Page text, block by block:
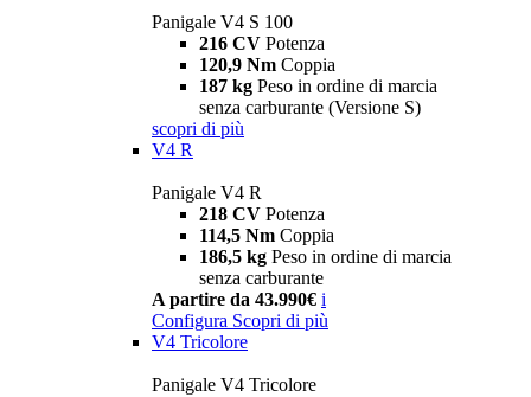
Panigale V4 S 100
216 CV Potenza
120,9 Nm Coppia
187 kg Peso in ordine di marcia
senza carburante (Versione S)
scopri di più
V4 R
Panigale V4 R
218 CV Potenza
114,5 Nm Coppia
186,5 kg Peso in ordine di marcia
senza carburante
A partire da 43.990€ i
Configura Scopri di più
V4 Tricolore
Panigale V4 Tricolore